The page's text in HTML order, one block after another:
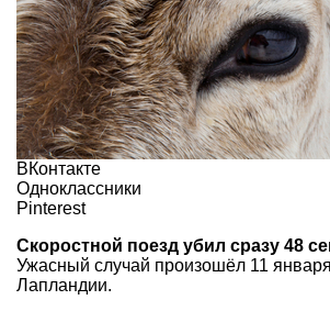
ВКонтакте
Одноклассники
Pinterest
Скоростной поезд убил сразу 48
Ужасный случай произошёл 11
Лапландии.